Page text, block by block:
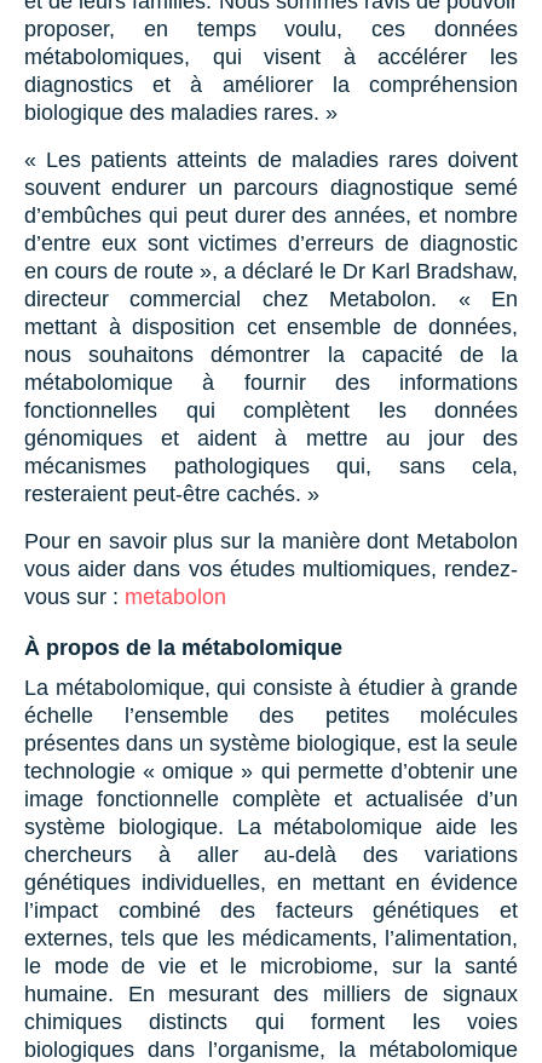
proposer, en temps voulu, ces données
métabolomiques, qui visent à accélérer les
diagnostics et à améliorer la compréhension
biologique des maladies rares. »
« Les patients atteints de maladies rares doivent
souvent endurer un parcours diagnostique semé
d’embûches qui peut durer des années, et nombre
d’entre eux sont victimes d’erreurs de diagnostic
en cours de route », a déclaré le Dr Karl Bradshaw,
directeur commercial chez Metabolon. « En
mettant à disposition cet ensemble de données,
nous souhaitons démontrer la capacité de la
métabolomique à fournir des informations
fonctionnelles qui complètent les données
génomiques et aident à mettre au jour des
mécanismes pathologiques qui, sans cela,
resteraient peut-être cachés. »
Pour en savoir plus sur la manière dont Metabolon
vous aider dans vos études multiomiques, rendez-
vous sur : metabolon
À propos de la métabolomique
La métabolomique, qui consiste à étudier à grande
échelle l’ensemble des petites molécules
présentes dans un système biologique, est la seule
technologie « omique » qui permette d’obtenir une
image fonctionnelle complète et actualisée d’un
système biologique. La métabolomique aide les
chercheurs à aller au-delà des variations
génétiques individuelles, en mettant en évidence
l’impact combiné des facteurs génétiques et
externes, tels que les médicaments, l’alimentation,
le mode de vie et le microbiome, sur la santé
humaine. En mesurant des milliers de signaux
chimiques distincts qui forment les voies
biologiques dans l’organisme, la métabolomique